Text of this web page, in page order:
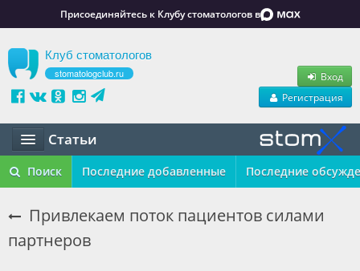
Присоединяйтесь к Клубу стоматологов в
Клуб стоматологов
stomatologclub.ru
Вход
Регистрация
Статьи
Статьи
Обучение
Поиск Последние добавленные Последние
Привлекаем поток пациентов силами
партнеров